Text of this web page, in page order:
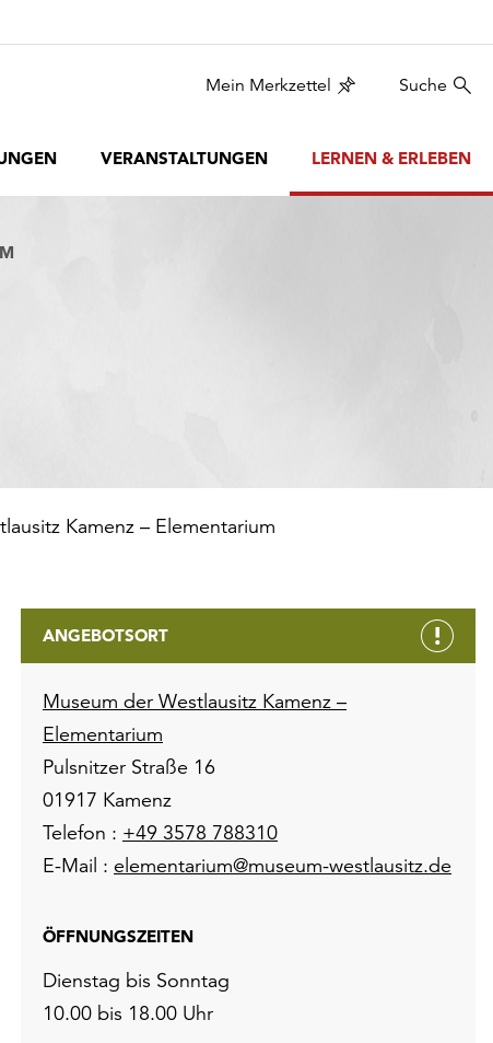
Mein Merkzettel Suche
VERANSTALTUNGEN LERNEN & ERLEBEN
Kamenz – Elementarium
ANGEBOTSORT
Museum der Westlausitz Kamenz –
Elementarium
Pulsnitzer Straße 16
01917 Kamenz
Telefon : +49 3578 788310
E-Mail : elementarium@museum-westlausitz.de
ÖFFNUNGSZEITEN
Dienstag bis Sonntag
10.00 bis 18.00 Uhr